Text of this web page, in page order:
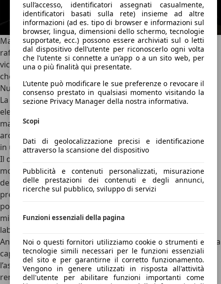
sull’accesso, identificatori assegnati casualmente,
identificatori basati sulla rete) insieme ad altre
informazioni (ad es. tipo di browser e informazioni sul
browser, lingua, dimensioni dello schermo, tecnologie
supportate, ecc.) possono essere archiviati sul o letti
dal dispositivo dell’utente per riconoscerlo ogni volta
che l’utente si connette a un’app o a un sito web, per
una o più finalità qui presentate.
L’utente può modificare le sue preferenze o revocare il
consenso prestato in qualsiasi momento visitando la
sezione Privacy Manager della nostra informativa.
Scopi
Dati di geolocalizzazione precisi e identificazione
attraverso la scansione del dispositivo
Pubblicità e contenuti personalizzati, misurazione
delle prestazioni dei contenuti e degli annunci,
ricerche sul pubblico, sviluppo di servizi
Funzioni essenziali della pagina
Noi o questi fornitori utilizziamo cookie o strumenti e
tecnologie simili necessari per le funzioni essenziali
del sito e per garantirne il corretto funzionamento.
Vengono in genere utilizzati in risposta all'attività
dell'utente per abilitare funzioni importanti come
Materiali come alluminio, vetro, pelle e Gorilla Glass
rafforzano questa sensazione: la Luce vuole essere più
vicina a un oggetto di design industriale di altissimo livello
che a una normale automobile di lusso.
Numeri da supercar, logica da granturismo
La parte tecnica resta impressionante.Quattro motori
elettrici, oltre 1.000 CV, 0-100 km/h in 2,5 secondi
massima superiore ai 300 km/h, batteria da 122 kWh e
architettura a 800 volt. Numeri da Ferrari, anche se inseriti
in un corpo molto diverso da quello a cui siamo abituati.
Il dato più interessante, però,
modo in cui viene gestita. La Luce può modulare il lavoro
dei motori per privilegiare efficienza, trazione o
prestazione. In alcune condizioni alterna l’uso delle unità
posteriori per mantenerle nel punto di rendimento
migliore. Non è una semplice elettrica potente: è un
laboratorio di controllo energetico e dinamico.
Anchela frenata rigenerativa ha un ruolo centrale, con una
capacità di recupero molto elevata. Le sospensioni attive,
l’asse posteriore sterzante e l’elettronica Ferrari servono a
rendere gestibili massa, dimensioni e prestazioni.